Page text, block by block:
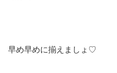
早め早めに揃えましょ♡